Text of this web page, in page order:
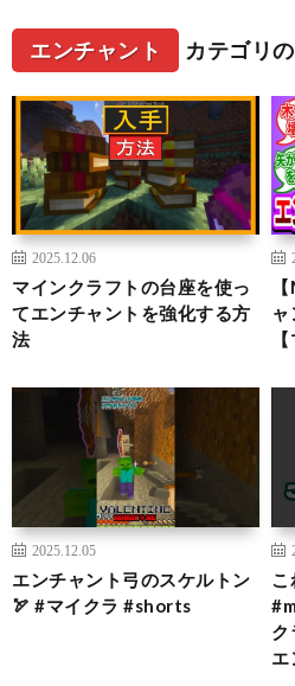
エンチャント カテゴリ
2025.12.06
マインクラフトの台座を使っ
てエンチャントを強化する方
法
2025.12.05
エンチャント弓のスケルトン
🏹 #マイクラ #shorts
こ
ク
エ